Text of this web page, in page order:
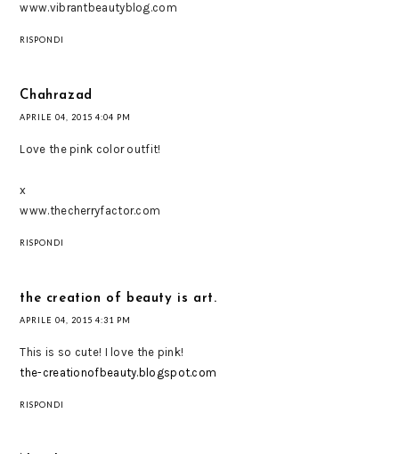
www.vibrantbeautyblog.com
RISPONDI
Chahrazad
APRILE 04, 2015 4:04 PM
Love the pink color outfit!
x
www.thecherryfactor.com
RISPONDI
the creation of beauty is art.
APRILE 04, 2015 4:31 PM
This is so cute! I love the pink!
the-creationofbeauty.blogspot.com
RISPONDI